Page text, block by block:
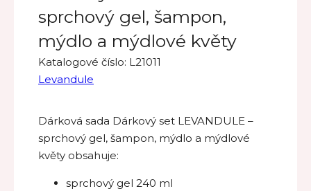
sprchový gel, šampon,
mýdlo a mýdlové květy
Katalogové číslo: L21011
Levandule
Dárková sada Dárkový set LEVANDULE –
sprchový gel, šampon, mýdlo a mýdlové
květy obsahuje:
sprchový gel 240 ml